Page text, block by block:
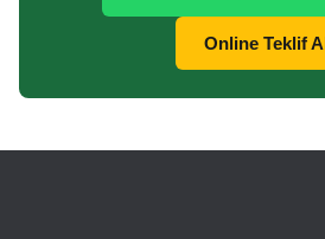
Online Teklif